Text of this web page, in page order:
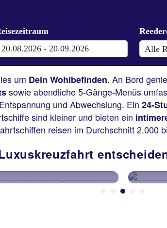
um Dein Wohlbefinden. An Bord
sowie abendliche 5-Gänge-Menüs
und Abwechslung. Ein 24-
sind kleiner und bieten ein
reisen im Durchschnitt 2.000
Luxus an Bord